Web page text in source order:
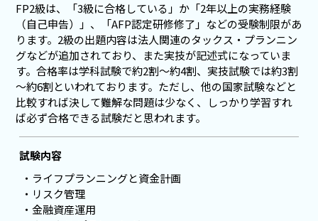
FP2級は、「3級に合格している」か「2年以上の実務経験
（自己申告）」、「AFP認定研修修了」などの受験制限があ
ります。2級の出題内容は法人関連のタックス・プランニン
グなどが追加されており、また実技が記述式になっていま
す。合格率は学科試験で約2割～約4割、実技試験では約3割
～約6割といわれております。ただし、他の国家試験などと
比較すれば決して難解な問題は少なく、しっかり学習すれ
ば必ず合格できる試験だと思われます。
試験内容
ライフプランニングと資金計画
リスク管理
金融資産運用